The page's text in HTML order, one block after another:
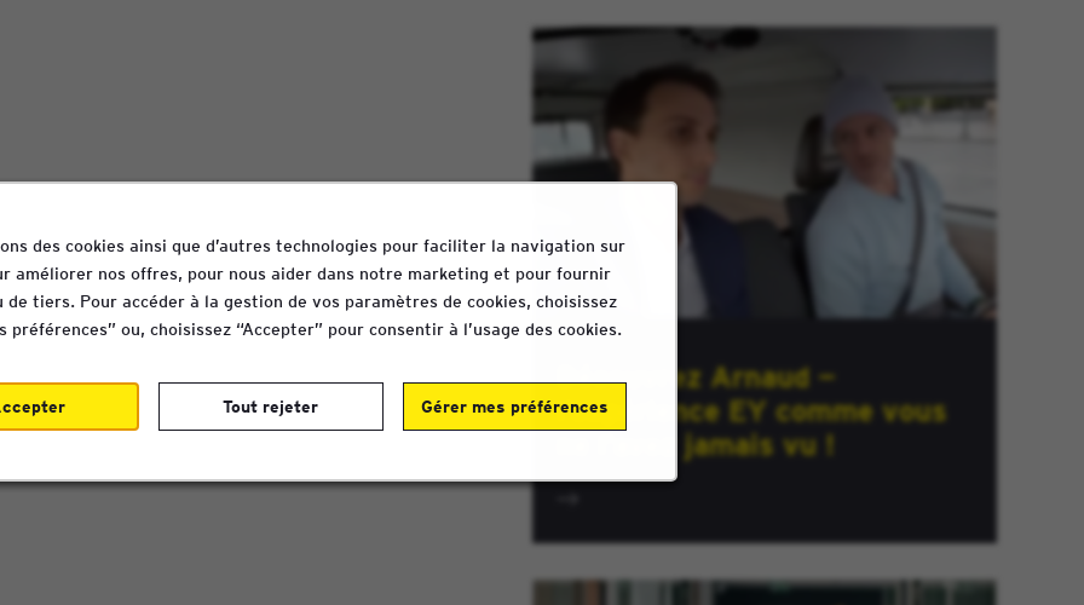
des cookies ainsi que d’autres technologies pour faciliter la navigation sur
améliorer nos offres, pour nous aider dans notre marketing et pour fournir
de tiers. Pour accéder à la gestion de vos paramètres de cookies, choisissez
préférences” ou, choisissez “Accepter” pour consentir à l’usage des cookies.
Tout rejeter Gérer mes préférences
Découvrez Arnaud —
l’expérience EY comme vous
ne l’avez jamais vu !